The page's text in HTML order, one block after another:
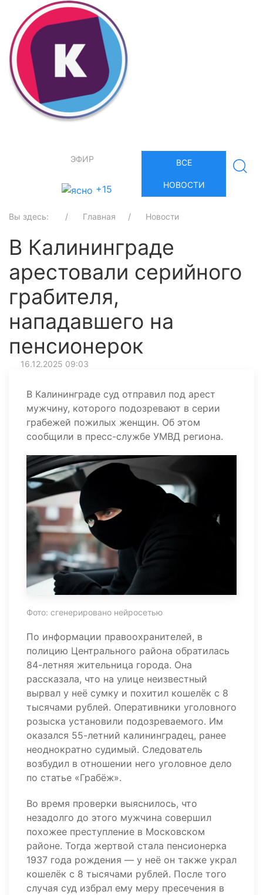
ЭФИР
+15
ВСЕ
НОВОСТИ
Вы здесь: Главная Новости
В Калининграде
арестовали серийного
грабителя,
нападавшего на
пенсионерок
16.12.2025 09:03
В Калининграде суд отправил под арест
мужчину, которого подозревают в серии
грабежей пожилых женщин. Об этом
сообщили в пресс-службе УМВД региона.
Фото: сгенерировано нейросетью
По информации правоохранителей, в
полицию Центрального района обратилась
84-летняя жительница города. Она
рассказала, что на улице неизвестный
вырвал у неё сумку и похитил кошелёк с 8
тысячами рублей. Оперативники уголовного
розыска установили подозреваемого. Им
оказался 55-летний калининградец, ранее
неоднократно судимый. Следователь
возбудил в отношении него уголовное дело
по статье «Грабёж».
Во время проверки выяснилось, что
незадолго до этого мужчина совершил
похожее преступление в Московском
районе. Тогда жертвой стала пенсионерка
1937 года рождения — у неё он также украл
кошелёк с 8 тысячами рублей. После того
случая суд избрал ему меру пресечения в